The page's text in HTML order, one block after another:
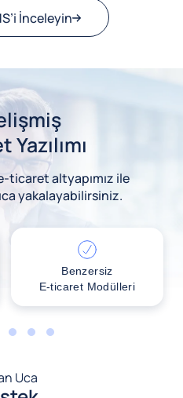
İnceleyin
ticaret altyapımız ile
yakalayabilirsiniz.
Benzersiz
E-ticaret Modülleri
3 4 5
Uca